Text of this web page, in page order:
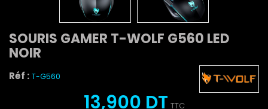
SOURIS GAMER T-WOLF G560 LED
NOIR
Réf : T-G560
13,900 DT TTC